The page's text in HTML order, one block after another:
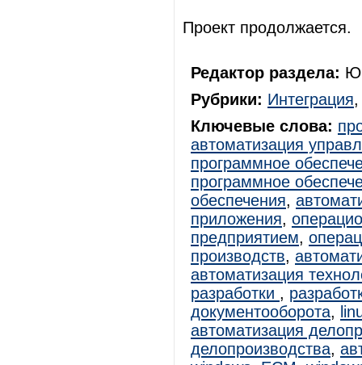
Проект продолжается.
Редактор раздела:
Рубрики: Интеграция
Ключевые слова:
автоматизация
программное
программное
обеспечения,
приложения,
предприятием,
производств,
автоматизация
разработки ,
документооборота,
автоматизация
делопроизводства,